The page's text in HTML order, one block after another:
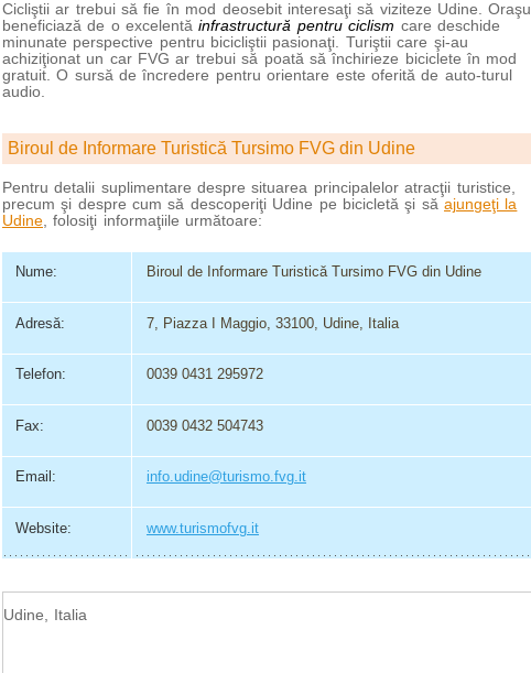
Cicliştii ar trebui să fie în mod deosebit interesaţi să viziteze Udine. Oraşul
beneficiază de o excelentăinfrastructură pentru ciclism care deschide
minunate perspective pentru bicicliştii pasionaţi. Turiştii care şi-au
achiziţionat un car FVG ar trebui să poată să închirieze biciclete în mod
gratuit. O sursă de încredere pentru orientare este oferită de auto-turul
audio.
Biroul de Informare Turistică Tursimo FVG din Udine
Pentru detalii suplimentare despre situarea principalelor atracţii turistice,
precum şi despre cum să descoperiţi Udine pe bicicletă şi săajungeţi la
Udine , folosiţi informaţiile următoare:
Nume: Biroul de Informare Turistică Tursimo FVG din Udine
Adresă: 7, Piazza I Maggio, 33100, Udine, Italia
Telefon: 0039 0431 295972
Fax: 0039 0432 504743
Email: info.udine@turismo.fvg.it
Website: www.turismofvg.it
Udine, Italia